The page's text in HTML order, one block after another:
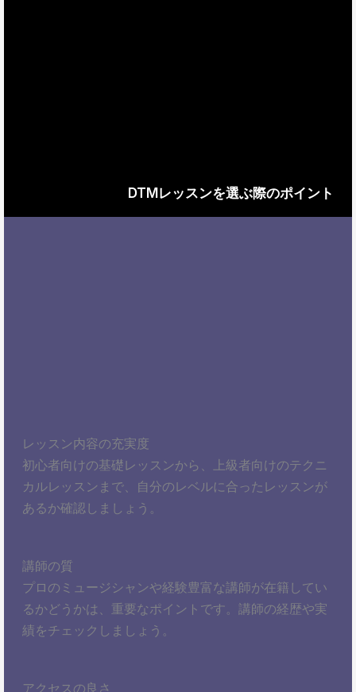
DTMレッスンを選ぶ際のポイント
レッスン内容の充実度
初心者向けの基礎レッスンから、上級者向けのテクニ
カルレッスンまで、自分のレベルに合ったレッスンが
あるか確認しましょう。
講師の質
プロのミュージシャンや経験豊富な講師が在籍してい
るかどうかは、重要なポイントです。講師の経歴や実
績をチェックしましょう。
アクセスの良さ